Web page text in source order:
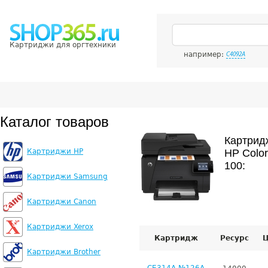
Картриджи для оргтехники
например: C4092A
Каталог товаров
Картриджи HP
Картриджи Samsung
Картриджи Canon
Картриджи Xerox
Картриджи Brother
HP
100:
Картридж Ресурс